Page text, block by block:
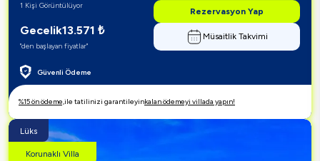
Güvenli Ödeme
Gecelik13.571 ₺
"den başlayan fiyatlar"
1 Kişi Görüntülüyor
Rezervasyon Yap
Müsaitlik Takvimi
%15 ön ödeme,ile tatilinizi garantileyinkalan ödemeyi villada yapın!
Lüks
Korunaklı Villa